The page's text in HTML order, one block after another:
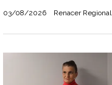
Renacer Regional
03/08/2026